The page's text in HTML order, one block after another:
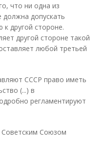
что ни одна из
допускать
другой стороне.
другой стороне такой
любой третьей
СССР право иметь
(...) в
регламентируют
Союзом